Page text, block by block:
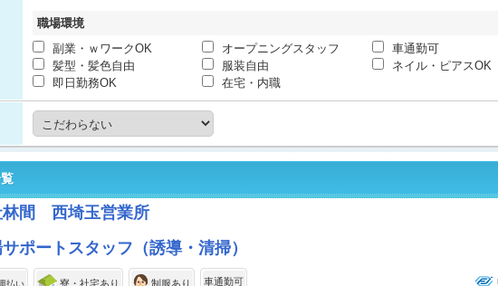
職場環境
副業・ｗワークOK
オープニングスタッフ
車通勤可
髪型・髪色自由
服装自由
ネイル・ピアスOK
即日勤務OK
在宅・内職
林間 西埼玉営業所
ポートスタッフ（誘導・清掃）
払い 寮・社宅あり 制服あり 車通勤可